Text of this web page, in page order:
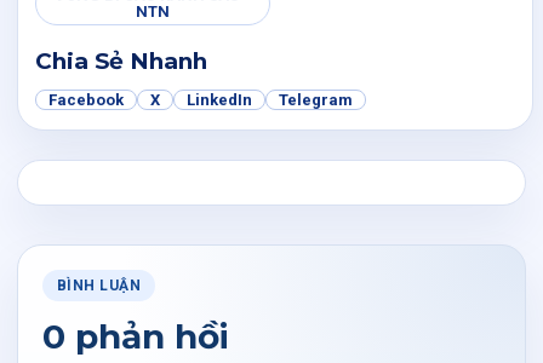
NTN
Chia Sẻ Nhanh
Facebook X LinkedIn Telegram
BÌNH LUẬN
0 phản hồi